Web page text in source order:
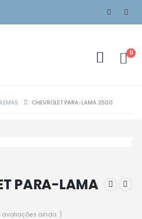
0
CHEVROLET PARA-LAMA 2500
PARA-LAMA
avaliações ainda. )